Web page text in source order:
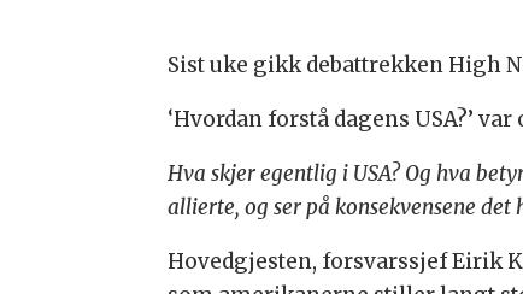
Sist uke gikk debattrekken High
‘Hvordan forstå dagens USA?’
Hva skjer egentlig i USA? Og hva
allierte, og ser på konsekvensene
Hovedgjesten, forsvarssjef Eirik